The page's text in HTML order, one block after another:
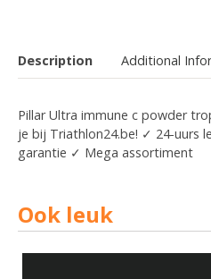
Description Additional
Pillar Ultra immune c powder
je bij Triathlon24.be! ✓ 24-uurs
garantie ✓ Mega assortiment
Ook leuk